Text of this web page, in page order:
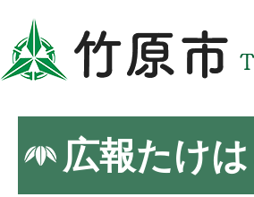
広報たけ